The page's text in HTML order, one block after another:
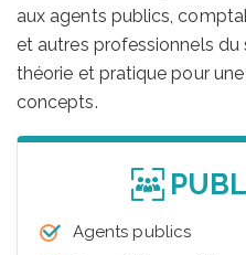
aux agents publics,
et autres professionnels
théorie et pratique pour
concepts.
Agents publics